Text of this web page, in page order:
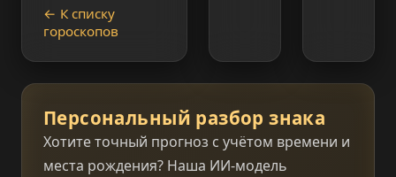
← К списку
гороскопов
Персональный разбор знака
Хотите точный прогноз с учётом времени и
места рождения? Наша ИИ‑модель